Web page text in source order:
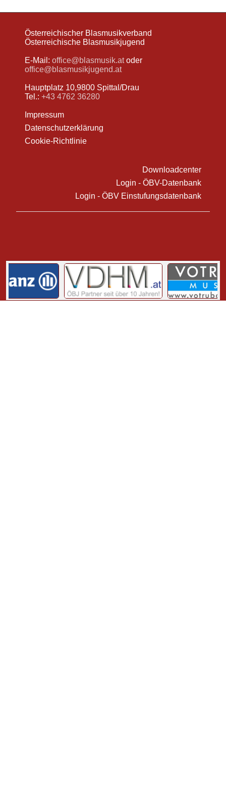
Österreichischer Blasmusikverband
Österreichische Blasmusikjugend
E-Mail: office@blasmusik.atoder
office@blasmusikjugend.at
Hauptplatz 10,9800 Spittal/Drau
Tel.: +43 4762 36280
Impressum
Datenschutzerklärung
Cookie-Richtlinie
Downloadcenter
Login - ÖBV-Datenbank
Login - ÖBV Einstufungsdatenbank